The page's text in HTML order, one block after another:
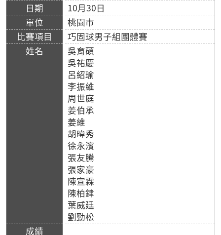
10月30日
桃園市
巧固球男子組團體賽
吳育碩
吳祐慶
呂紹瑜
李振維
周世庭
姜伯承
姜維
胡暐秀
徐永濱
張友騰
張家豪
陳宣霖
陳柏銉
葉威廷
劉勁松